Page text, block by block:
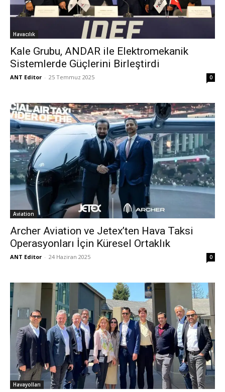
Havacılık
Kale Grubu, ANDAR ile Elektromekanik
Sistemlerde Güçlerini Birleştirdi
ANT Editor - 25 Temmuz 2025 0
Aviation
Archer Aviation ve Jetex’ten Hava Taksi
Operasyonları İçin Küresel Ortaklık
ANT Editor - 24 Haziran 2025 0
Havayolları